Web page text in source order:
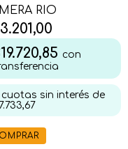
RIO
con
cuotas sin interés de